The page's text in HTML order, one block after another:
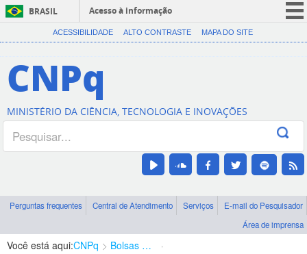
BRASIL
Acesso à informação
CORONAVÍRUS (COVID-19)
Canais
ACESSIBILIDADE ALTO CONTRASTE MAPA DO SITE
CNPq
MINISTÉRIO DA CIÊNCIA, TECNOLOGIA E INOVAÇÕES
Perguntas frequentes Central de Atendimento Serviços
E-mail do Pesquisador
Área de imprensa
Você está aqui:CNPq Bolsas e Auxílios Vigentes